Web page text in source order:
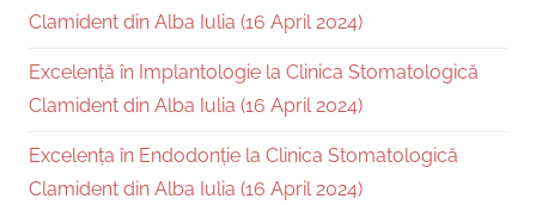
Clamident din Alba Iulia (16 April 2024)
Excelență în Implantologie la Clinica Stomatologică
Clamident din Alba Iulia (16 April 2024)
Excelența în Endodonție la Clinica Stomatologică
Clamident din Alba Iulia (16 April 2024)